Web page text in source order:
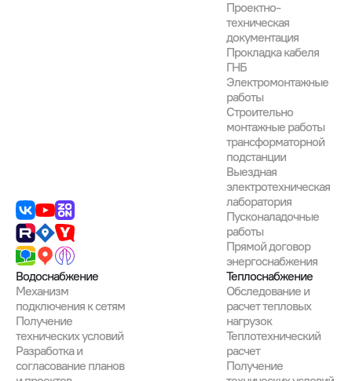
Проектно-
техническая
документация
Прокладка кабеля
ГНБ
Электромонтажные
работы
Строительно
монтажные работы
трансформаторной
подстанции
Выездная
электротехническая
лаборатория
Пусконаладочные
работы
Прямой договор
энергоснабжения
Водоснабжение
Механизм
подключения к сетям
Получение
технических условий
Разработка и
согласование планов
Теплоснабжение
Обследование и
расчет тепловых
нагрузок
Теплотехнический
расчет
Получение